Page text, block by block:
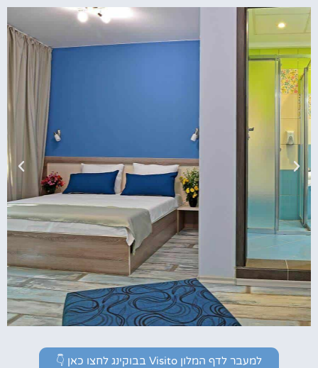
למעבר לדף המלון Visito בבוקינג לחצו כאן 👇